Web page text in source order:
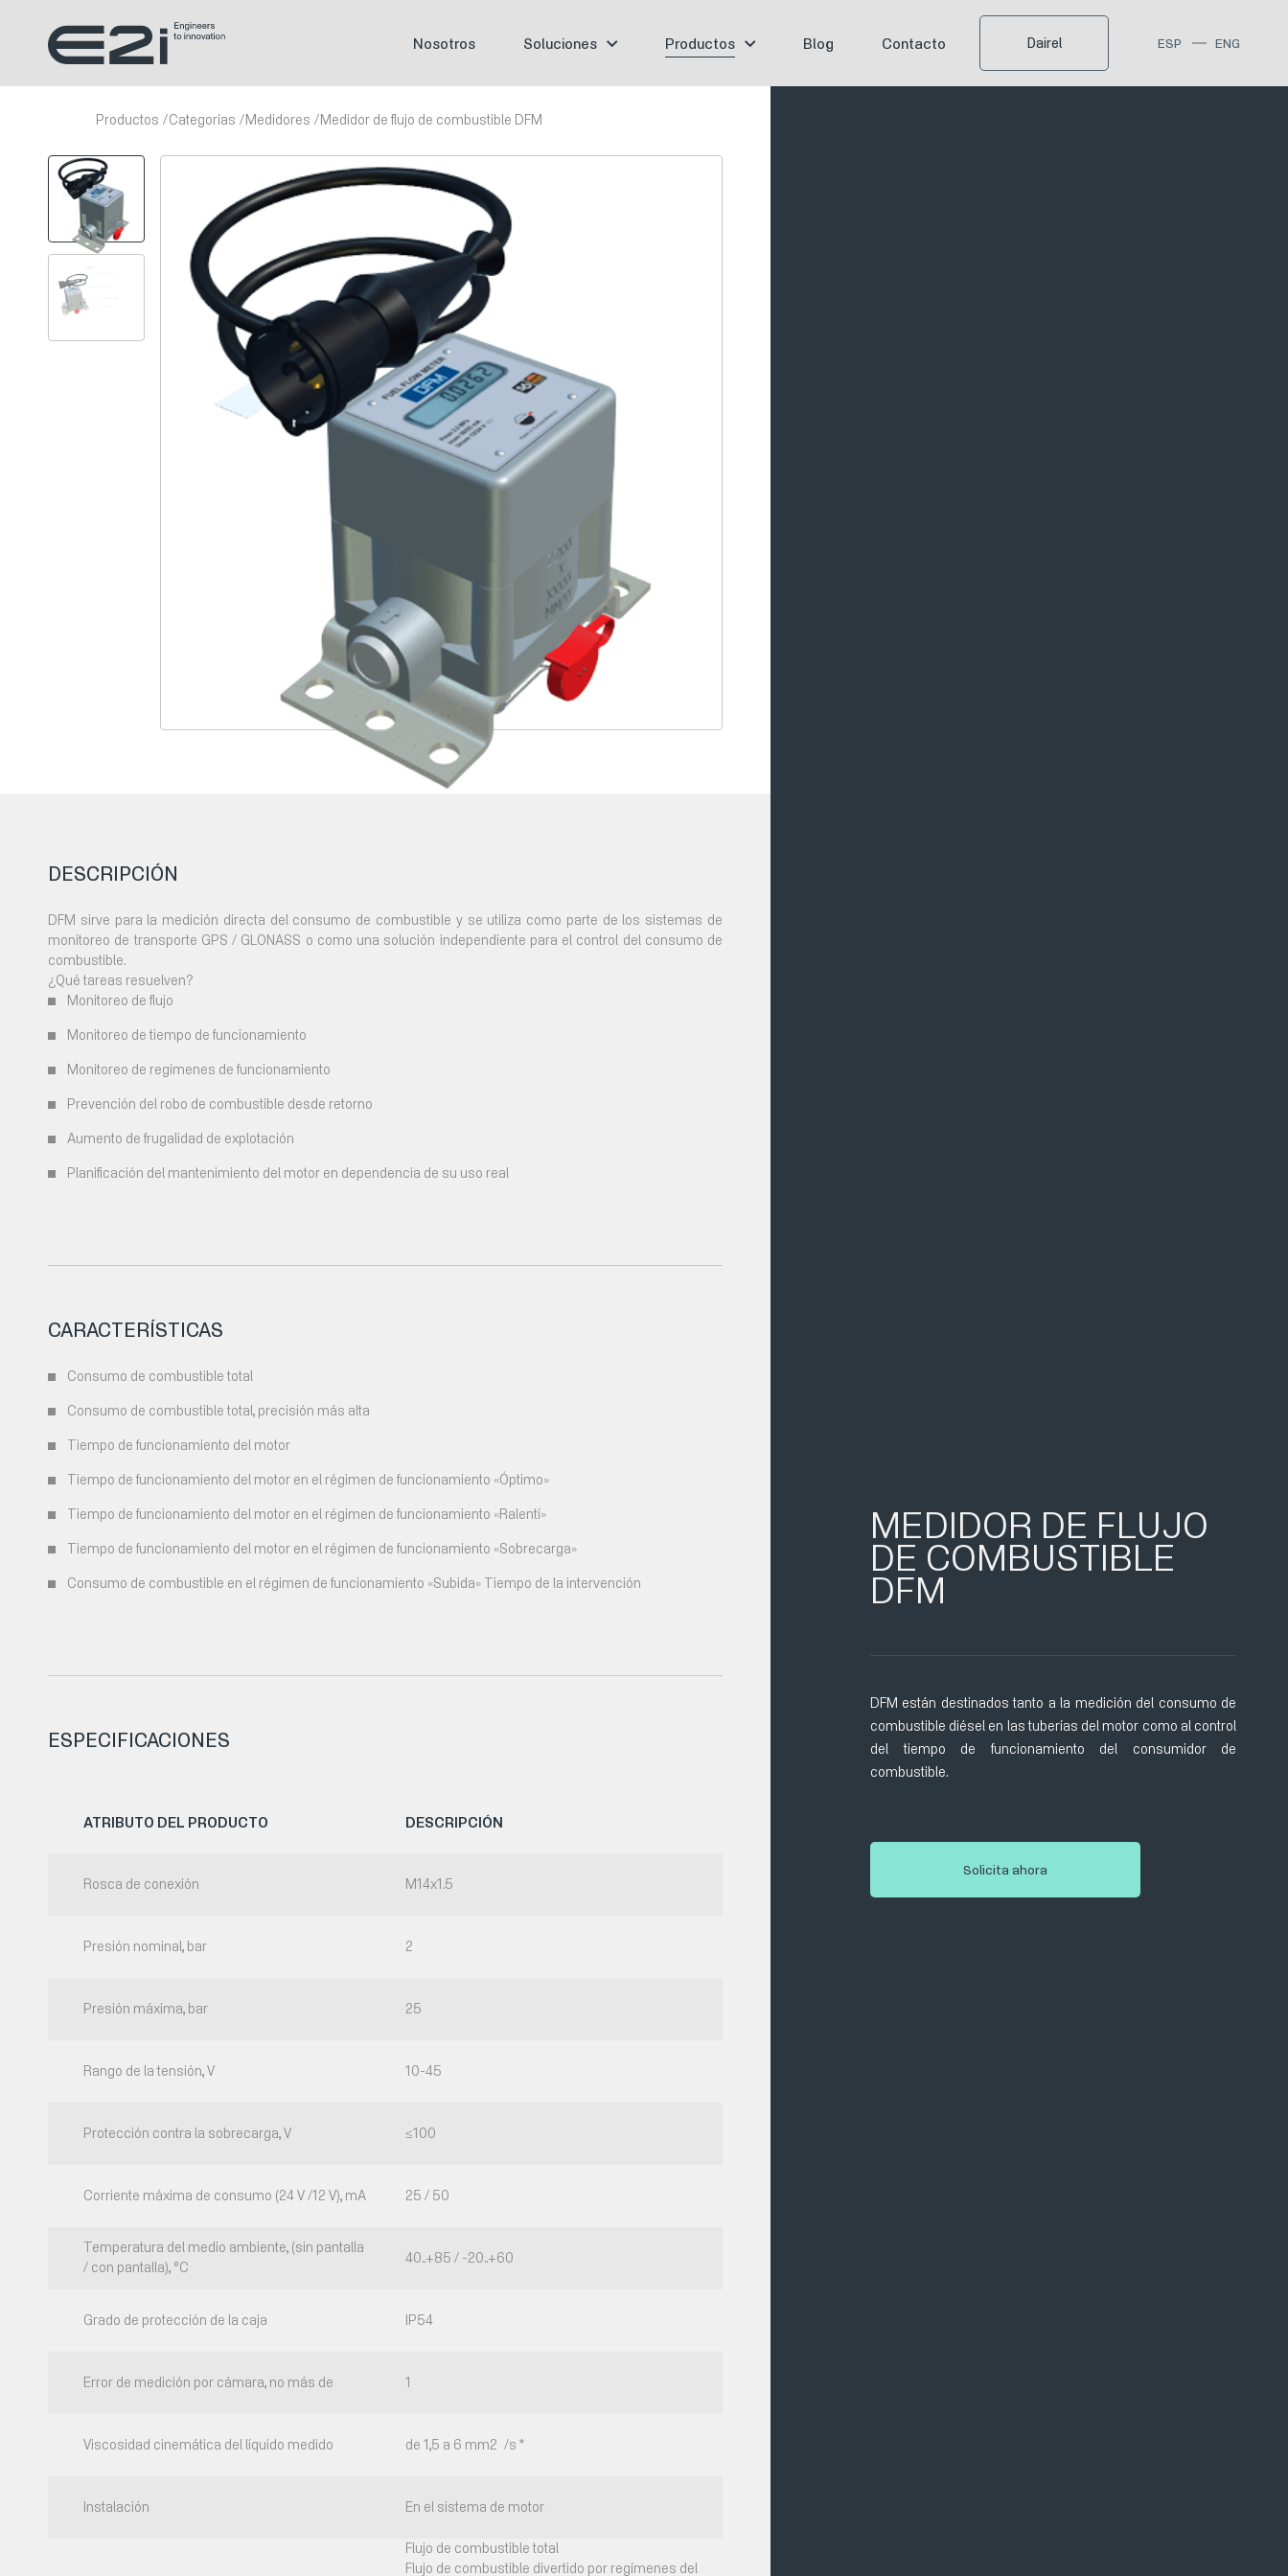
Nosotros Soluciones Productos Blog Contacto Dairel ESP ENG
Productos Categorías Medidores Medidor de flujo de combustible DFM
DESCRIPCIÓN
DFM sirve para la medición directa del consumo de combustible y se utiliza como parte de los sistemas de
monitoreo de transporte GPS / GLONASS o como una solución independiente para el control del consumo de
combustible.
¿Qué tareas resuelven?
Monitoreo de flujo
Monitoreo de tiempo de funcionamiento
Monitoreo de regímenes de funcionamiento
Prevención del robo de combustible desde retorno
Aumento de frugalidad de explotación
Planificación del mantenimiento del motor en dependencia de su uso real
CARACTERÍSTICAS
Consumo de combustible total
Consumo de combustible total, precisión más alta
Tiempo de funcionamiento del motor
Tiempo de funcionamiento del motor en el régimen de funcionamiento «Óptimo»
Tiempo de funcionamiento del motor en el régimen de funcionamiento «Ralentí»
Tiempo de funcionamiento del motor en el régimen de funcionamiento «Sobrecarga»
Consumo de combustible en el régimen de funcionamiento «Subida» Tiempo de la intervención
ESPECIFICACIONES
ATRIBUTO DEL PRODUCTO DESCRIPCIÓN
Rosca de conexión M14x1.5
Presión nominal, bar 2
Presión máxima, bar 25
Rango de la tensión, V 10-45
Protección contra la sobrecarga, V ≤100
Corriente máxima de consumo (24 V /12 V), mA 25 / 50
Temperatura del medio ambiente, (sin pantalla
/ con pantalla), °C
40..+85 / -20..+60
Grado de protección de la caja IP54
Error de medición por cámara, no más de 1
Viscosidad cinemática del líquido medido de 1,5 a 6 mm2 /s *
Instalación En el sistema de motor
Flujo de combustible total
Flujo de combustible divertido por regímenes del
MEDIDOR DE FLUJO
DE COMBUSTIBLE
DFM
DFM están destinados tanto a la medición del consumo de
combustible diésel en las tuberías del motor como al control
del tiempo de funcionamiento del consumidor de
combustible.
Solicita ahora